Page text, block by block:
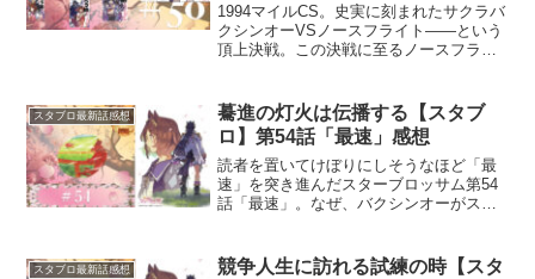
1994マイルCS。史実に刻まれたサクラバ
クシンオーVSノースフライト——という
頂上決戦。この決戦に至るノースフライ
スタブロ最新話感想
驀進の灯火は伝播する【スタブ
ロ】第54話「最速」感想
読者を置いてけぼりにしそうなほど「最
速」を突き進んだスターブロッサム第54
話「最速」。なぜ、バクシンオーがスプ
叶う。
スタブロ最新話感想
競争人生に訪れる試練の時【スタ